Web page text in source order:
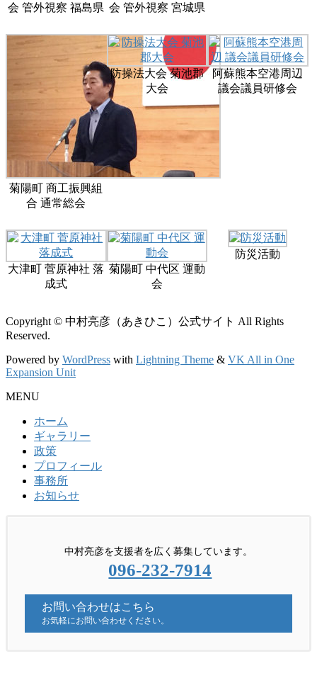
会 管外視察 福島県 会 管外視察 宮城県
菊陽町 商工振興組
合 通常総会
防操法大会 菊池郡
大会
阿蘇熊本空港周辺
議会議員研修会
大津町 菅原神社 落
成式
菊陽町 中代区 運動
会
防災活動
Copyright © 中村亮彦（あきひこ）公式サイト All Rights
Reserved.
Powered by WordPress with Lightning Theme & VK All in One
Expansion Unit
MENU
ホーム
ギャラリー
政策
プロフィール
事務所
お知らせ
中村亮彦を支援者を広く募集しています。
096-232-7914
お問い合わせはこちら
お気軽にお問い合わせください。